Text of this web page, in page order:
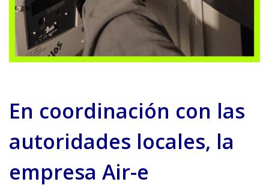
En coordinación con las
autoridades locales, la
empresa Air-e